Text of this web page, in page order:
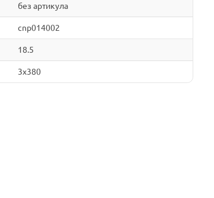
без артикула
cnp014002
18.5
3x380